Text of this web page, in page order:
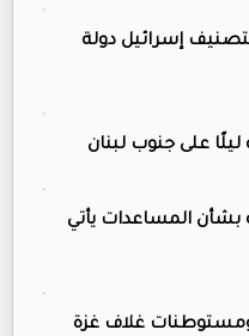
إسرائيل دولة
بشأن المساعدات يأتي
غلاف غزة